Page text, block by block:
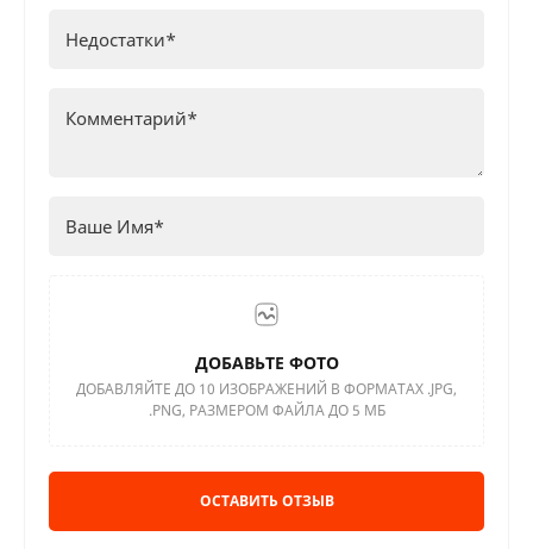
ДОБАВЬТЕ ФОТО
ДОБАВЛЯЙТЕ ДО 10 ИЗОБРАЖЕНИЙ В ФОРМАТАХ .JPG,
.PNG, РАЗМЕРОМ ФАЙЛА ДО 5 МБ
ОСТАВИТЬ ОТЗЫВ